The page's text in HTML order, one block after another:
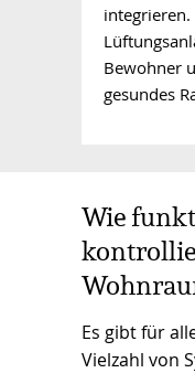
Bewohner
gesundes
Wie
Es gibt für
Vielzahl von